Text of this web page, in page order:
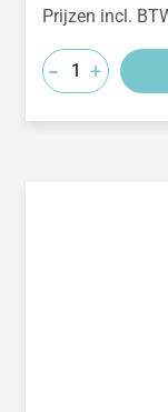
Prijzen incl.
- +